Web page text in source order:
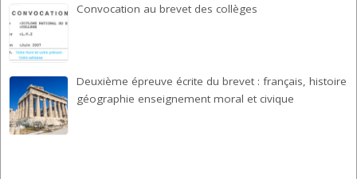
Convocation au brevet des collèges
Deuxième épreuve écrite du brevet : français, histoire
géographie enseignement moral et civique